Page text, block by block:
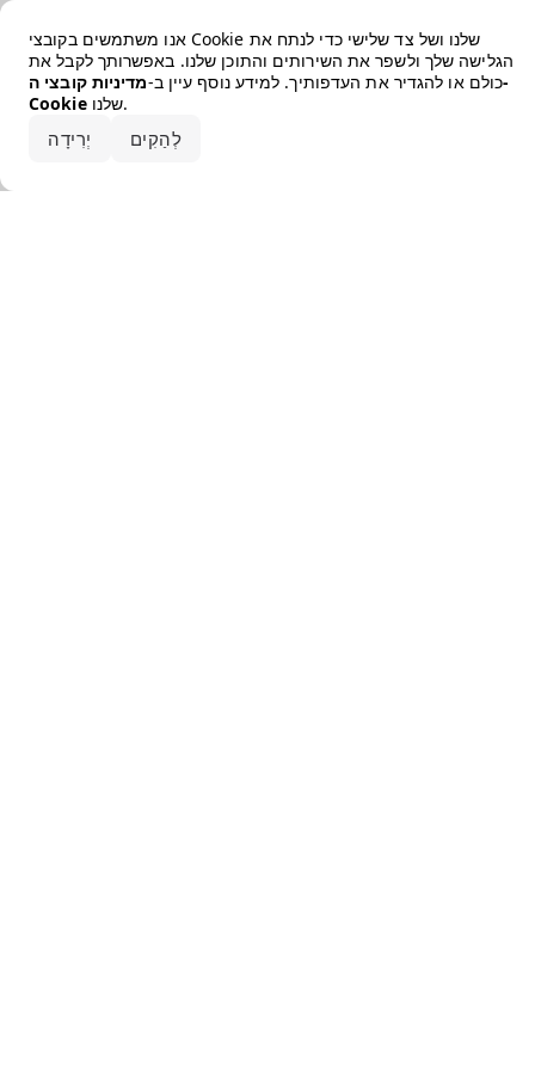
אנו משתמשים בקובצי Cookie שלנו ושל צד שלישי כדי לנתח את
הגלישה שלך ולשפר את השירותים והתוכן שלנו. באפשרותך לקבל את
כולם או להגדיר את העדפותיך. למידע נוסף עיין ב-מדיניות קובצי ה-
Cookie
שלנו.
יְרִידָה לְהַקִים
Error loading the brand